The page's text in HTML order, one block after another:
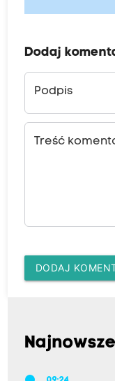
Dodaj
Podpis
Treść
DODAJ
Najnowsze